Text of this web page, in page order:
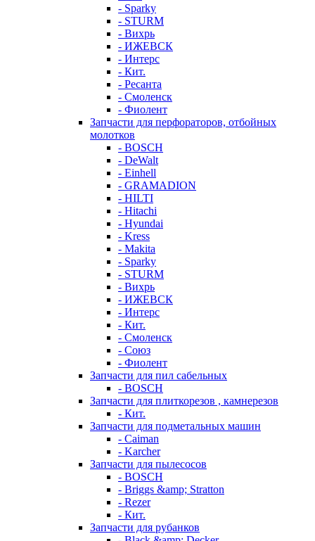
- Sparky
- STURM
- Вихрь
- ИЖЕВСК
- Интерс
- Кит.
- Ресанта
- Смоленск
- Фиолент
Запчасти для перфораторов, отбойных
молотков
- BOSCH
- DeWalt
- Einhell
- GRAMADION
- HILTI
- Hitachi
- Hyundai
- Kress
- Makita
- Sparky
- STURM
- Вихрь
- ИЖЕВСК
- Интерс
- Кит.
- Смоленск
- Союз
- Фиолент
Запчасти для пил сабельных
- BOSCH
Запчасти для плиткорезов , камнерезов
- Кит.
Запчасти для подметальных машин
- Caiman
- Karcher
Запчасти для пылесосов
- BOSCH
- Briggs &amp; Stratton
- Rezer
- Кит.
Запчасти для рубанков